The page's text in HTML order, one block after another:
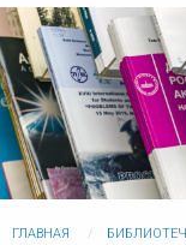
ГЛАВНАЯ